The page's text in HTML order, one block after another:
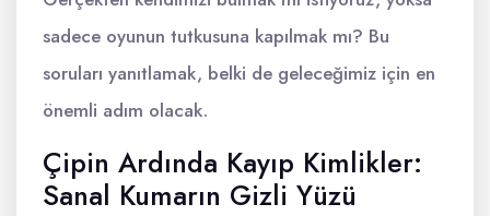
sadece oyunun tutkusuna kapılmak mı? Bu
soruları yanıtlamak, belki de geleceğimiz için en
önemli adım olacak.
Çipin Ardında Kayıp Kimlikler:
Sanal Kumarın Gizli Yüzü